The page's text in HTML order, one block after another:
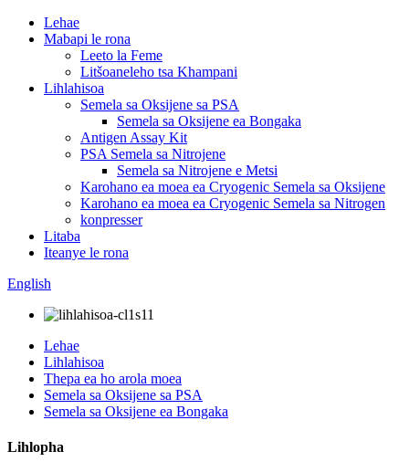
Lehae
Mabapi le rona
Leeto la Feme
Litšoaneleho tsa Khampani
Lihlahisoa
Semela sa Oksijene sa PSA
Semela sa Oksijene ea Bongaka
Antigen Assay Kit
PSA Semela sa Nitrojene
Semela sa Nitrojene e Metsi
Karohano ea moea ea Cryogenic Semela sa Oksijene
Karohano ea moea ea Cryogenic Semela sa Nitrogen
konpresser
Litaba
Iteanye le rona
English
Lehae
Lihlahisoa
Thepa ea ho arola moea
Semela sa Oksijene sa PSA
Semela sa Oksijene ea Bongaka
Lihlopha